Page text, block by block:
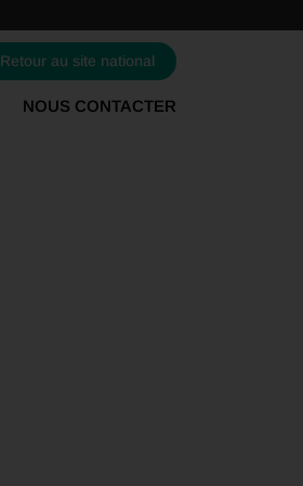
Retour au site national
NOUS CONTACTER